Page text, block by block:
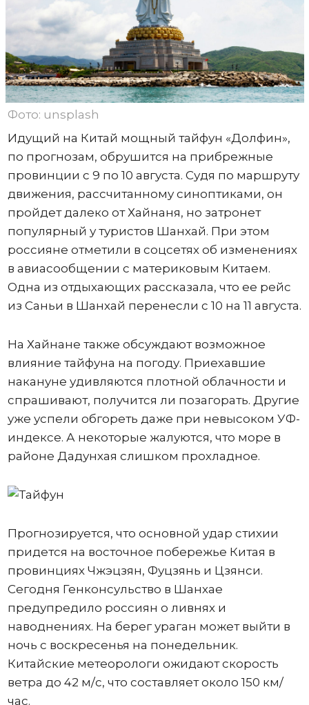
Фото: unsplash
Идущий на Китай мощный тайфун «Долфин»,
по прогнозам, обрушится на прибрежные
провинции с 9 по 10 августа. Судя по маршруту
движения, рассчитанному синоптиками, он
пройдет далеко от Хайнаня, но затронет
популярный у туристов Шанхай. При этом
россияне отметили в соцсетях об изменениях
в авиасообщении с материковым Китаем.
Одна из отдыхающих рассказала, что ее рейс
из Саньи в Шанхай перенесли с 10 на 11 августа.
На Хайнане также обсуждают возможное
влияние тайфуна на погоду. Приехавшие
накануне удивляются плотной облачности и
спрашивают, получится ли позагорать. Другие
уже успели обгореть даже при невысоком УФ-
индексе. А некоторые жалуются, что море в
районе Дадунхая слишком прохладное.
Прогнозируется, что основной удар стихии
придется на восточное побережье Китая в
провинциях Чжэцзян, Фуцзянь и Цзянси.
Сегодня Генконсульство в Шанхае
предупредило россиян о ливнях и
наводнениях. На берег ураган может выйти в
ночь с воскресенья на понедельник.
Китайские метеорологи ожидают скорость
ветра до 42 м/с, что составляет около 150 км/
час.